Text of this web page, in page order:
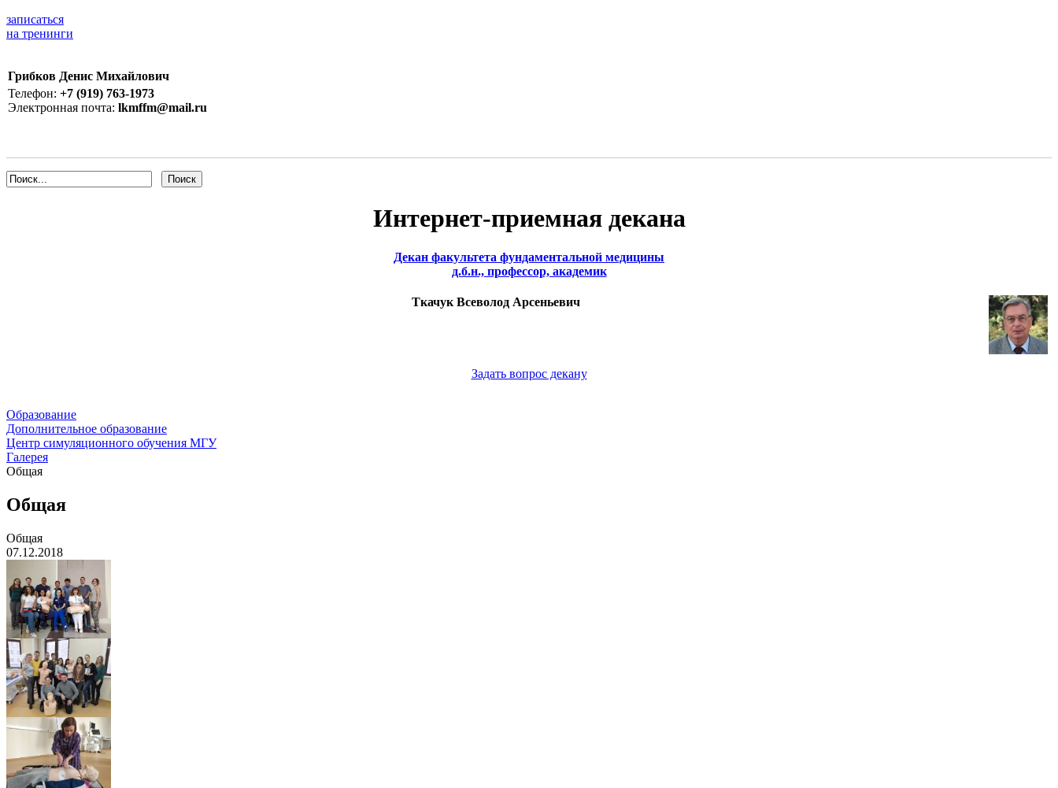
записаться
на тренинги
Грибков Денис Михайлович
Телефон: +7 (919) 763-1973
Электронная почта: lkmffm@mail.ru
Интернет-приемная декана
Декан факультета фундаментальной медицины
д.б.н., профессор, академик
Ткачук Всеволод Арсеньевич
Задать вопрос декану
Образование
Дополнительное образование
Центр симуляционного обучения МГУ
Галерея
Общая
Общая
Общая
07.12.2018